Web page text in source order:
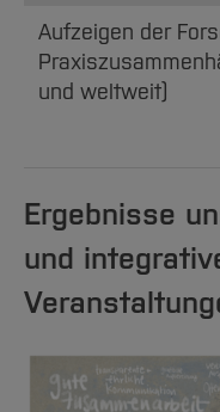
Aufzeigen der
und weltweit)
Ergebnisse
und